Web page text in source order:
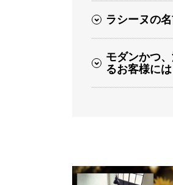
ラシーヌの
モダンかつ
るお客様に